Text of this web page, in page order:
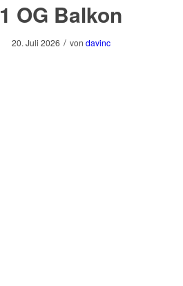
1 OG Balkon
20. Juli 2026 / von davinc